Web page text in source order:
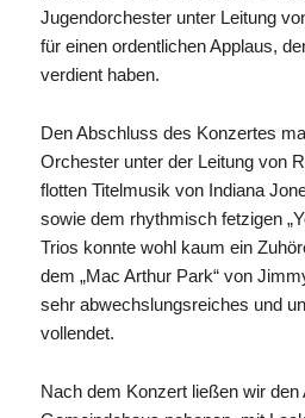
Jugendorchester unter Leitung
für einen ordentlichen Applaus,
verdient haben.
Den Abschluss des Konzertes
Orchester unter der Leitung von
flotten Titelmusik von Indiana
sowie dem rhythmisch fetzigen
Trios konnte wohl kaum ein
dem „Mac Arthur Park“ von
sehr abwechslungsreiches und
vollendet.
Nach dem Konzert ließen wir den